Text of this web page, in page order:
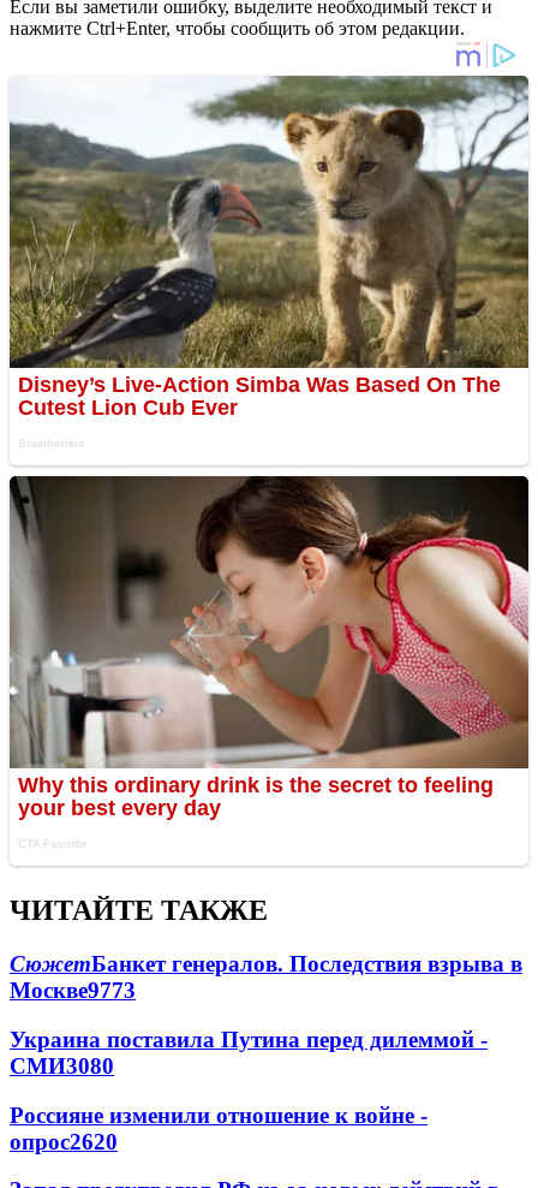
Если вы заметили ошибку, выделите необходимый текст и
нажмите Ctrl+Enter, чтобы сообщить об этом редакции.
ЧИТАЙТЕ ТАКЖЕ
СюжетБанкет генералов. Последствия взрыва в
Москве9773
Украина поставила Путина перед дилеммой -
СМИ3080
Россияне изменили отношение к войне -
опрос2620